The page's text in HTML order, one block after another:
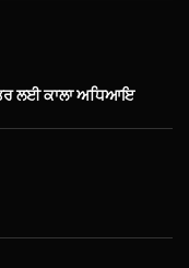
ਲਈ ਕਾਲਾ ਅਧਿਆਇ